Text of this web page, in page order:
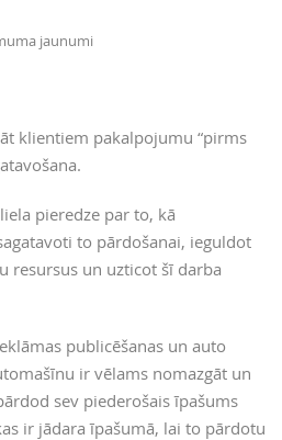
jaunumi
klientiem pakalpojumu “pirms
pieredze par to, kā
to pārdošanai, ieguldot
resursus un uzticot šī darba
publicēšanas un auto
ir vēlams nomazgāt un
sev piederošais īpašums
ir jādara īpašumā, lai to pārdotu